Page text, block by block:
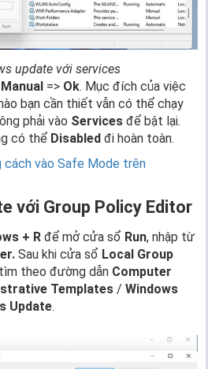
update với services
Manual => Ok. Mục đích của việc
bạn cần thiết vẫn có thể chạy
phải vào Services để bật lại.
có thể Disabled đi hoàn toàn.
cách vào Safe Mode trên
với Group Policy Editor
+ R để mở cửa sổ Run, nhập từ
Sau khi cửa sổ Local Group
theo đường dẫn Computer
Templates / Windows
Update.